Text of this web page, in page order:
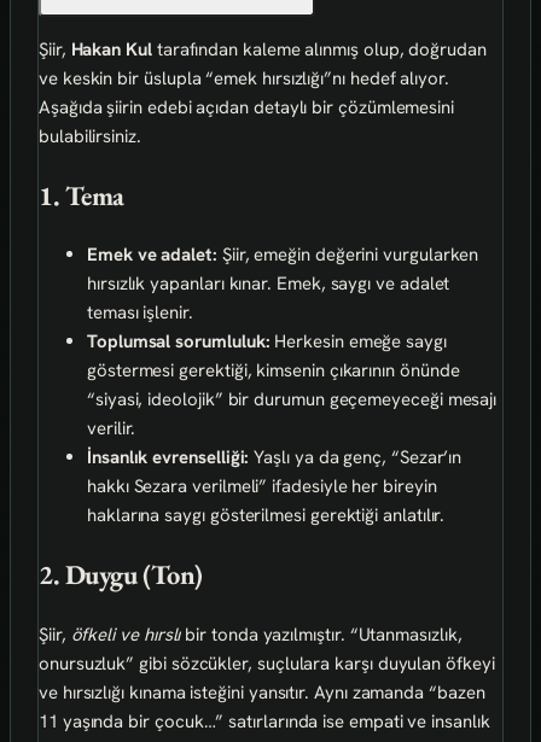
Şiir, Hakan Kultarafından kaleme alınmış olup, doğrudan
ve keskin bir üslupla “emek hırsızlığı”nı hedef alıyor.
Aşağıda şiirin edebi açıdan detaylı bir çözümlemesini
bulabilirsiniz.
1. Tema
Emek ve adalet: Şiir, emeğin değerini vurgularken
hırsızlık yapanları kınar. Emek, saygı ve adalet
teması işlenir.
Toplumsal sorumluluk: Herkesin emeğe saygı
göstermesi gerektiği, kimsenin çıkarının önünde
“siyasi, ideolojik” bir durumun geçemeyeceği mesajı
verilir.
İnsanlık evrenselliği: Yaşlı ya da genç, “Sezar’ın
hakkı Sezara verilmeli” ifadesiyle her bireyin
haklarına saygı gösterilmesi gerektiği anlatılır.
2. Duygu (Ton)
Şiir, öfkeli ve hırslıbir tonda yazılmıştır. “Utanmasızlık,
onursuzluk” gibi sözcükler, suçlulara karşı duyulan öfkeyi
ve hırsızlığı kınama isteğini yansıtır. Aynı zamanda “bazen
11 yaşında bir çocuk…” satırlarında ise empati ve insanlık